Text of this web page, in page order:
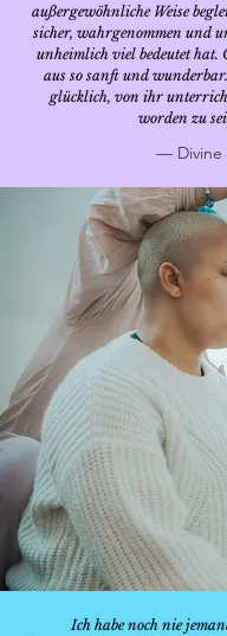
außergewöhnliche Weise
sicher, wahrgenommen und
unheimlich viel bedeutet hat.
aus so sanft und
glücklich, von ihr
worden zu
— Divine
Ich habe noch nie